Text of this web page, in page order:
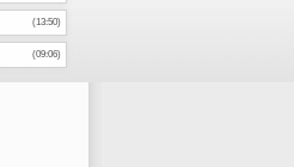
(13:50)
(09:06)